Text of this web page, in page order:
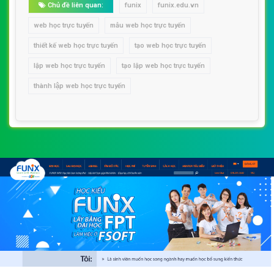
Chủ đề liên quan: funix funix.edu.vn
web học trực tuyến mẫu web học trực tuyến
thiết kế web học trực tuyến tạo web học trực tuyến
lập web học trực tuyến tạo lập web học trực tuyến
thành lập web học trực tuyến